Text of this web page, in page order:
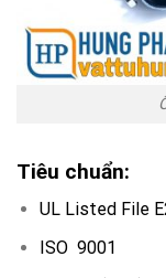
Tiêu chuẩn:
UL Listed File
ISO 9001